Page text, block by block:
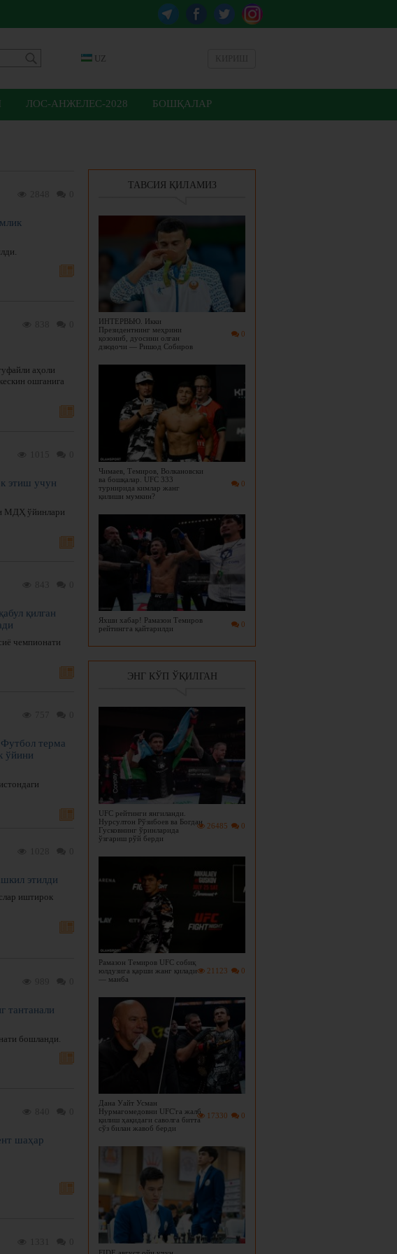
UZ
ЛОС-АНЖЕЛЕС-2028 БОШҚАЛАР
ТАВСИЯ ҚИЛАМИЗ
0
ИНТЕРВЬЮ. Икки
Президентнинг меҳрини
қозониб, дуосини олган
дзюдочи — Ришод Собиров
0
Чимаев, Темиров, Волкановски
ва бошқалар. UFC 333
турнирида кимлар жанг
қилиши мумкин?
0
Яхши хабар! Рамазон Темиров
рейтингга қайтарилди
ЭНГ КЎП ЎҚИЛГАН
0
26485
UFC рейтинги янгиланди.
Нурсултон Рўзибоев ва Богдан
Гусковнинг ўринларида
ўзгариш рўй берди
0
21123
Рамазон Темиров UFC собиқ
юлдузига қарши жанг қилади
— манба
0
17330
Дана Уайт Усман
Нурмагомедовни UFC'га жалб
қилиш ҳақидаги саволга битта
сўз билан жавоб берди
аҳоли
ошганига
этиш учун
МДҲ ўйинлари
қилган
чемпионати
терма
ўйини
этилди
иштирок
тантанали
бошланди.
шаҳар